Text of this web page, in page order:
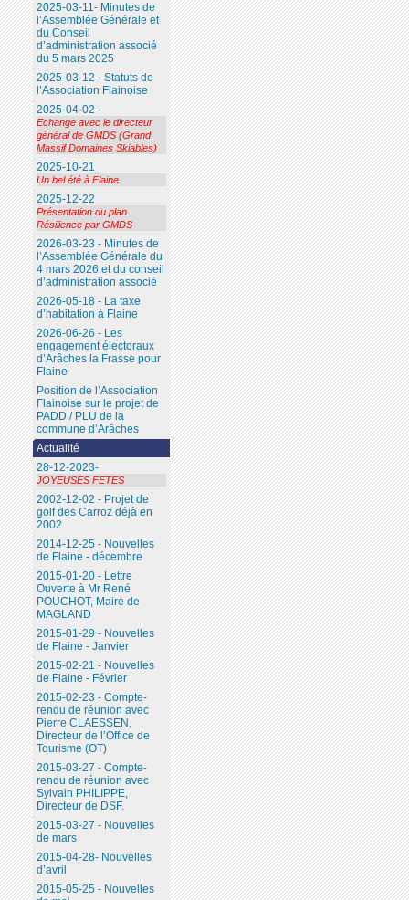
2025-03-11- Minutes de
l’Assemblée Générale et
du Conseil
d’administration associé
du 5 mars 2025
2025-03-12 - Statuts de
l’Association Flainoise
2025-04-02 -
Echange avec le directeur
général de GMDS (Grand
Massif Domaines Skiables)
2025-10-21
Un bel été à Flaine
2025-12-22
Présentation du plan
Résilience par GMDS
2026-03-23 - Minutes de
l’Assemblée Générale du
4 mars 2026 et du conseil
d’administration associé
2026-05-18 - La taxe
d’habitation à Flaine
2026-06-26 - Les
engagement électoraux
d’Arâches la Frasse pour
Flaine
Position de l’Association
Flainoise sur le projet de
PADD / PLU de la
commune d’Arâches
Actualité
28-12-2023-
JOYEUSES FETES
2002-12-02 - Projet de
golf des Carroz déjà en
2002
2014-12-25 - Nouvelles
de Flaine - décembre
2015-01-20 - Lettre
Ouverte à Mr René
POUCHOT, Maire de
MAGLAND
2015-01-29 - Nouvelles
de Flaine - Janvier
2015-02-21 - Nouvelles
de Flaine - Février
2015-02-23 - Compte-
rendu de réunion avec
Pierre CLAESSEN,
Directeur de l’Office de
Tourisme (OT)
2015-03-27 - Compte-
rendu de réunion avec
Sylvain PHILIPPE,
Directeur de DSF.
2015-03-27 - Nouvelles
de mars
2015-04-28- Nouvelles
d’avril
2015-05-25 - Nouvelles